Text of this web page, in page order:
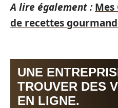
A lire également : Mes
de recettes
UNE
TROUVER DES
EN LIGNE.